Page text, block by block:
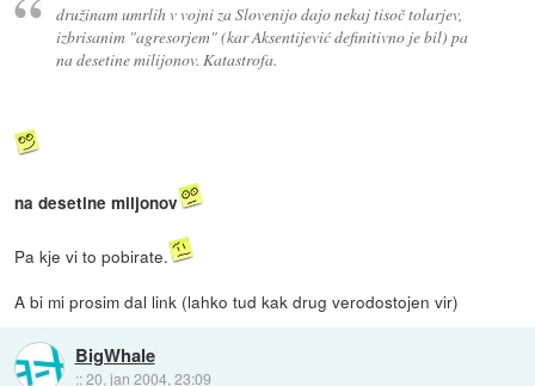
družinam umrlih v vojni za Slovenijo dajo nekaj tisoč tolarjev,
izbrisanim "agresorjem" (kar Aksentijević definitivno je bil) pa
na desetine milijonov. Katastrofa.
na desetine miljonov
Pa kje vi to pobirate.
A bi mi prosim dal link (lahko tud kak drug verodostojen vir)
BigWhale
::20. jan 2004, 23:09